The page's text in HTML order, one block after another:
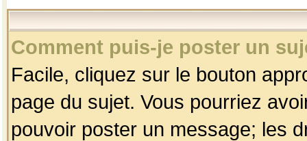
Comment puis-je poster un
Facile, cliquez sur le bouton
page du sujet. Vous pourriez
pouvoir poster un message; les